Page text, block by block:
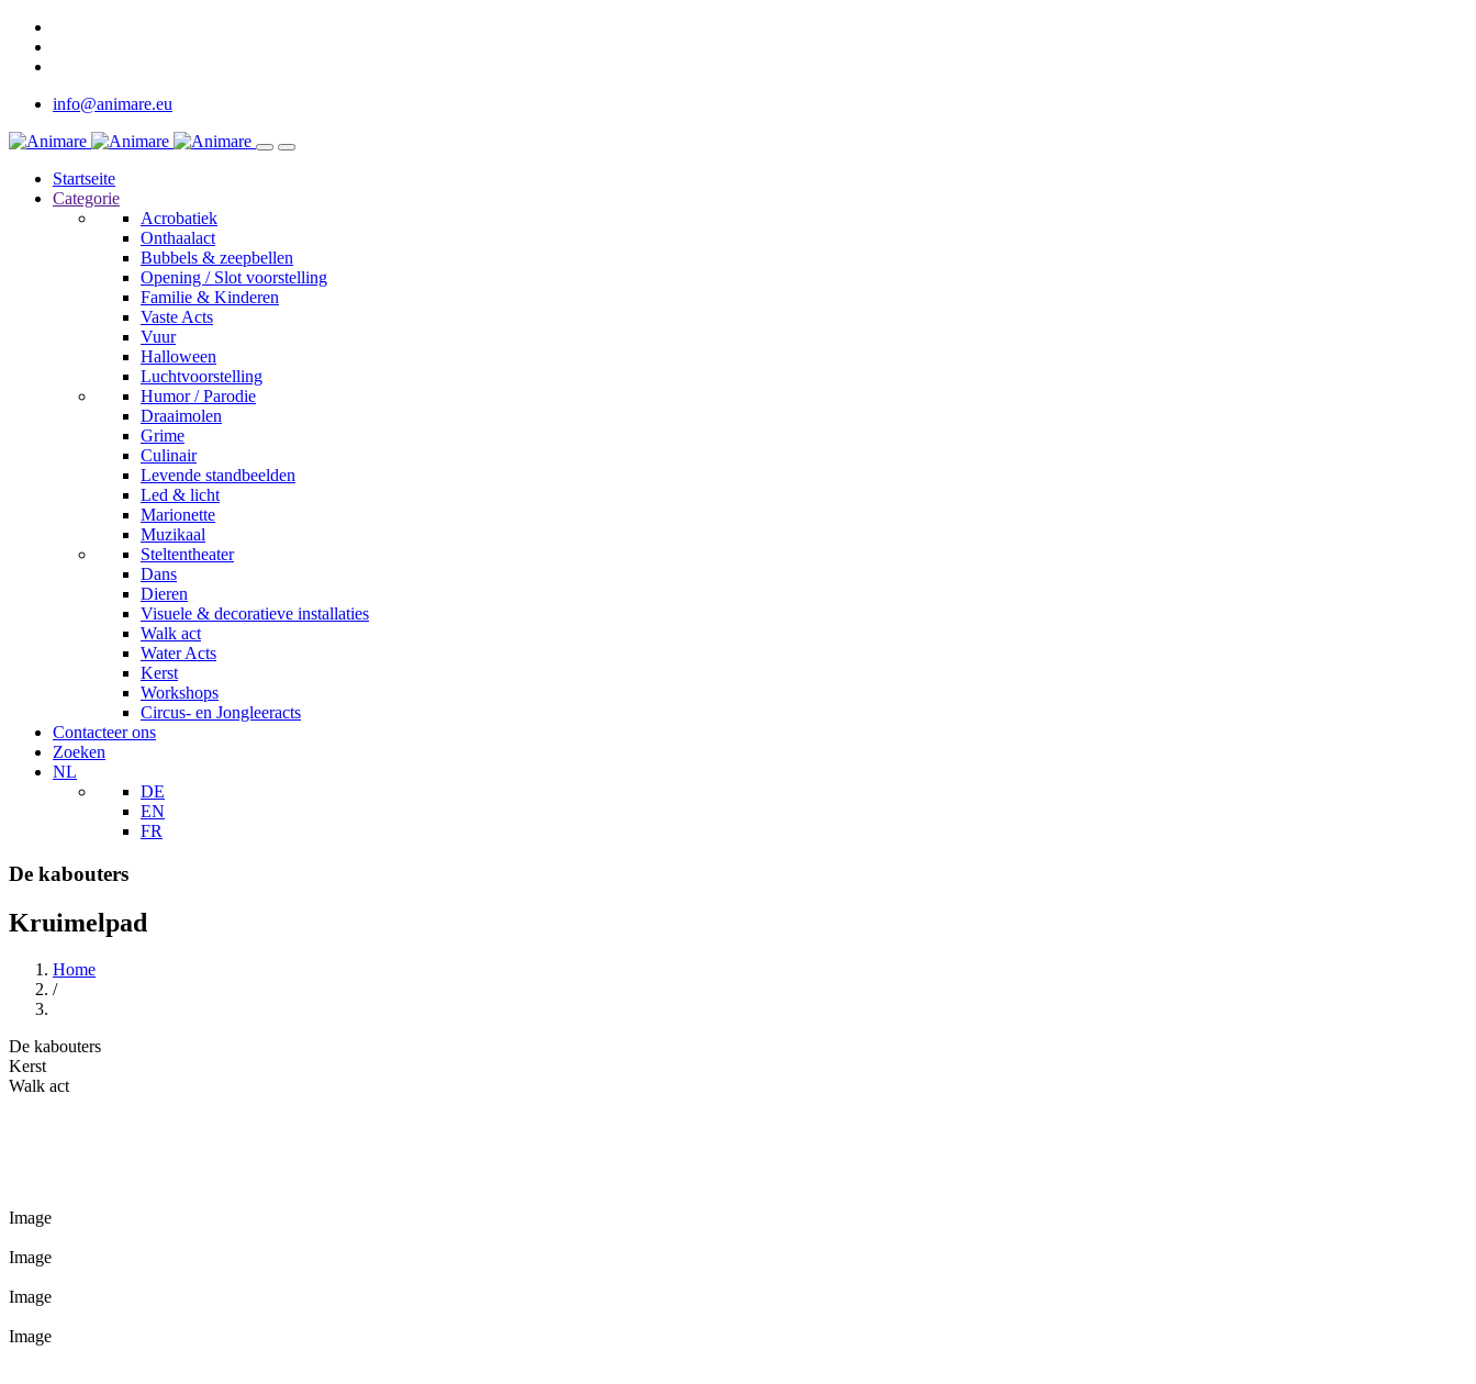
info@animare.eu
Startseite
Categorie
Acrobatiek
Onthaalact
Bubbels & zeepbellen
Opening / Slot voorstelling
Familie & Kinderen
Vaste Acts
Vuur
Halloween
Luchtvoorstelling
Humor / Parodie
Draaimolen
Grime
Culinair
Levende standbeelden
Led & licht
Marionette
Muzikaal
Steltentheater
Dans
Dieren
Visuele & decoratieve installaties
Walk act
Water Acts
Kerst
Workshops
Circus- en Jongleeracts
Contacteer ons
Zoeken
NL
DE
EN
FR
De kabouters
Kruimelpad
Home
/
De kabouters
Kerst
Walk act
Image
Image
Image
Image